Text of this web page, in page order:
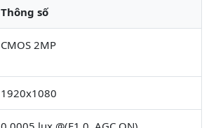
Thông số
CMOS 2MP
1920x1080